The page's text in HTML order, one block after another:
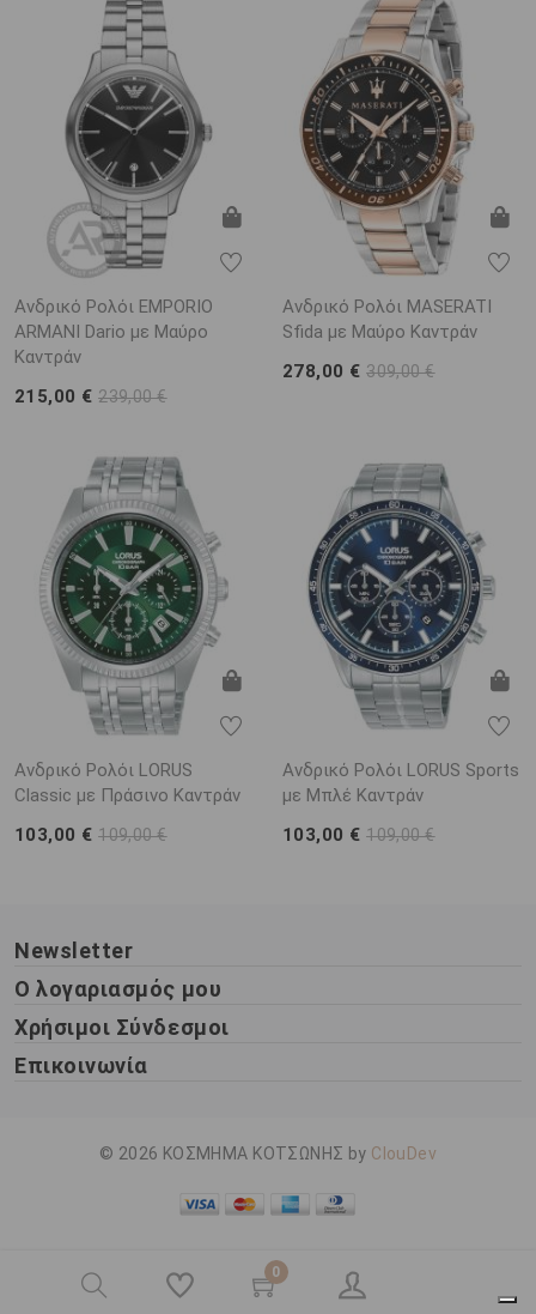
0
Ανδρικό Ρολόι EMPORIO
ARΜΑΝΙ Dario με Μαύρο
Καντράν
215,00 €239,00 €
Ανδρικό Ρολόι MASERATI
Sfida με Μαύρο Καντράν
278,00 €309,00 €
Ανδρικό Ρολόι LORUS
Classic με Πράσινο Καντράν
103,00 €109,00 €
Ανδρικό Ρολόι LORUS Sports
με Μπλέ Καντράν
103,00 €109,00 €
Newsletter
Ο λογαριασμός μου
Χρήσιμοι Σύνδεσμοι
Επικοινωνία
© 2026 ΚΟΣΜΗΜΑ ΚΟΤΣΩΝΗΣ by ClouDev